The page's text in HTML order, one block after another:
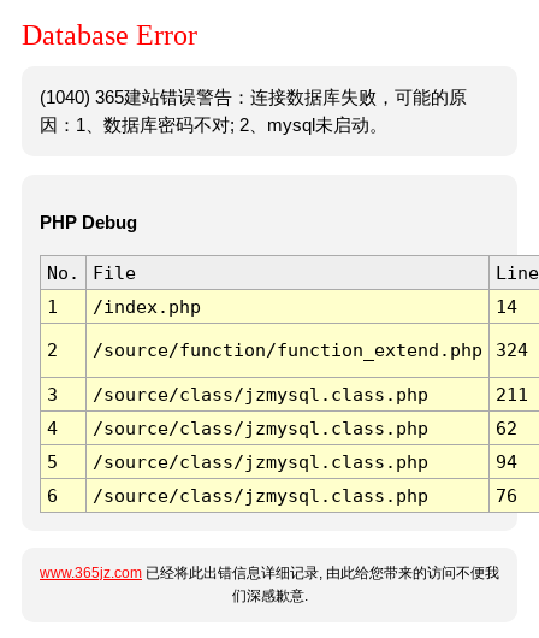
Database Error
(1040) 365建站错误警告：连接数据库失败，可能的原
因：1、数据库密码不对; 2、mysql未启动。
PHP Debug
No. File
Line
1
/index.php 14
2 /source/function/function_extend.php 324
3 /source/class/jzmysql.class.php
211
4
/source/class/jzmysql.class.php
62
5
/source/class/jzmysql.class.php
94
6
/source/class/jzmysql.class.php 76
www.365jz.com 已经将此出错信息详细记录, 由此给您带来的访问不便我
们深感歉意.